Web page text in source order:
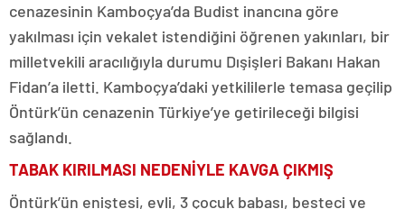
cenazesinin Kamboçya’da Budist inancına göre
yakılması için vekalet istendiğini öğrenen yakınları, bir
milletvekili aracılığıyla durumu Dışişleri Bakanı Hakan
Fidan’a iletti. Kamboçya’daki yetkililerle temasa geçilip
Öntürk’ün cenazenin Türkiye’ye getirileceği bilgisi
sağlandı.
TABAK KIRILMASI NEDENİYLE KAVGA ÇIKMIŞ
Öntürk’ün eniştesi, evli, 3 çocuk babası, besteci ve